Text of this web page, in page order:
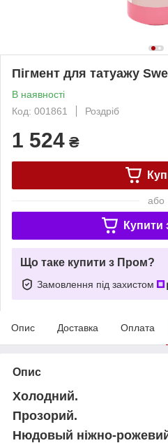
Пігмент для татуажу
В наявності
Код: 001861
Роздріб
1 524 ₴
або
Купити
Що таке купити з Пром?
Замовлення під захистом
Опис Доставка Оплата
Опис
Холодний.
Прозорий.
Нюдовый ніжно-рожевий